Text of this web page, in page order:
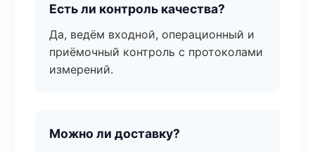
Есть ли контроль качества?
Да, ведём входной, операционный и
приёмочный контроль с протоколами
измерений.
Можно ли доставку?